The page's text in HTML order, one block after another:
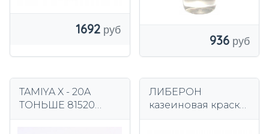
1692
936
TAMIYA X - 20A
ТОНЬШЕ 81520
ЛИБЕРОН
казеиновая краска